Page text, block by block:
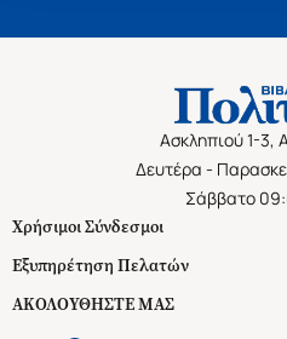
Ασκληπιού 1-3,
Δευτέρα -
Σάββατο
Χρήσιμοι Σύνδεσμοι
Εξυπηρέτηση Πελατών
ΑΚΟΛΟΥΘΗΣΤΕ ΜΑΣ